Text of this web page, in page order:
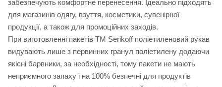
забезпечують комфортне перенесення. Ідеально підходять
для магазинів одягу, взуття, косметики, сувенірної
продукції, а також для промоційних заходів.
При виготовленні пакетів ТМ Serikoff поліетиленовий рукав
видувають лише з первинних гранул поліетилену додаючи
якісні барвники, за необхідності, тому пакети не мають
неприємного запаху і на 100% безпечні для продуктів